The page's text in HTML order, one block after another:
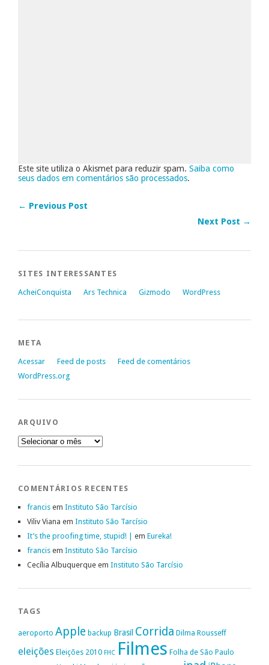
Este site utiliza o Akismet para reduzir spam. Saiba como
seus dados em comentários são processados.
← Previous Post
Next Post →
SITES INTERESSANTES
AcheiConquista Ars Technica Gizmodo WordPress
META
Acessar Feed de posts
Feed de comentários
WordPress.org
ARQUIVO
Arquivo
COMENTÁRIOS RECENTES
francis em Instituto São Tarcísio
Viliv Viana em Instituto São Tarcísio
It’s the proofing time, stupid! | em Eureka!
francis em Instituto São Tarcísio
Cecília Albuquerque em Instituto São Tarcísio
TAGS
aeroporto Apple backup Brasil Corrida Dilma Rousseff
eleições Eleições 2010 FHC Filmes Folha de São Paulo